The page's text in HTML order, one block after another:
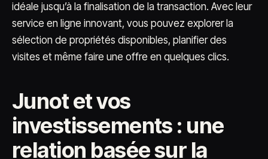
idéale jusqu’à la finalisation de la transaction. Avec leur
service en ligne innovant, vous pouvez explorer la
sélection de propriétés disponibles, planifier des
visites et même faire une offre en quelques clics.
Junot et vos
investissements : une
relation basée sur la